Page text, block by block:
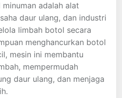
adalah alat
daur ulang, dan industri
limbah botol secara
menghancurkan botol
mesin ini membantu
mempermudah
daur ulang, dan menjaga